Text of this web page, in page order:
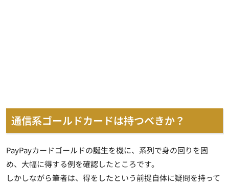
通信系ゴールドカードは持つべきか？
PayPayカードゴールドの誕生を機に、系列で身の回りを固
め、大幅に得する例を確認したところです。
しかしながら筆者は、得をしたという前提自体に疑問を持って